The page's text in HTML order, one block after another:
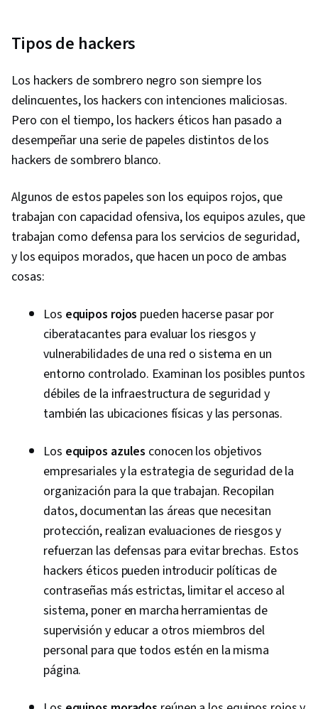
Tipos de hackers
Los hackers de sombrero negro son siempre los
delincuentes, los hackers con intenciones maliciosas.
Pero con el tiempo, los hackers éticos han pasado a
desempeñar una serie de papeles distintos de los
hackers de sombrero blanco.
Algunos de estos papeles son los equipos rojos, que
trabajan con capacidad ofensiva, los equipos azules, que
trabajan como defensa para los servicios de seguridad,
y los equipos morados, que hacen un poco de ambas
cosas:
Los equipos rojos pueden hacerse pasar por
ciberatacantes para evaluar los riesgos y
vulnerabilidades de una red o sistema en un
entorno controlado. Examinan los posibles puntos
débiles de la infraestructura de seguridad y
también las ubicaciones físicas y las personas.
Los equipos azules conocen los objetivos
empresariales y la estrategia de seguridad de la
organización para la que trabajan. Recopilan
datos, documentan las áreas que necesitan
protección, realizan evaluaciones de riesgos y
refuerzan las defensas para evitar brechas. Estos
hackers éticos pueden introducir políticas de
contraseñas más estrictas, limitar el acceso al
sistema, poner en marcha herramientas de
supervisión y educar a otros miembros del
personal para que todos estén en la misma
página.